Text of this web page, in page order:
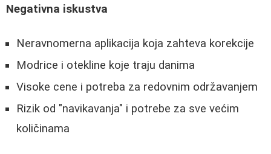
Negativna iskustva
Neravnomerna aplikacija koja zahteva korekcije
Modrice i otekline koje traju danima
Visoke cene i potreba za redovnim održavanjem
Rizik od "navikavanja" i potrebe za sve većim
količinama